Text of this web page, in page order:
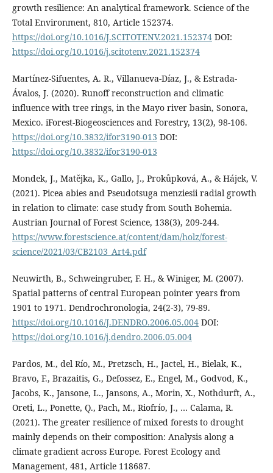
growth resilience: An analytical framework. Science of the
Total Environment, 810, Article 152374.
https://doi.org/10.1016/J.SCITOTENV.2021.152374DOI:
https://doi.org/10.1016/j.scitotenv.2021.152374
Martínez-Sifuentes, A. R., Villanueva-Díaz, J., & Estrada-
Ávalos, J. (2020). Runoff reconstruction and climatic
influence with tree rings, in the Mayo river basin, Sonora,
Mexico. iForest-Biogeosciences and Forestry, 13(2), 98-106.
https://doi.org/10.3832/ifor3190-013 DOI:
https://doi.org/10.3832/ifor3190-013
Mondek, J., Matějka, K., Gallo, J., Prokůpková, A., & Hájek, V.
(2021). Picea abies and Pseudotsuga menziesii radial growth
in relation to climate: case study from South Bohemia.
Austrian Journal of Forest Science, 138(3), 209-244.
https://www.forestscience.at/content/dam/holz/forest-
science/2021/03/CB2103_Art4.pdf
Neuwirth, B., Schweingruber, F. H., & Winiger, M. (2007).
Spatial patterns of central European pointer years from
1901 to 1971. Dendrochronologia, 24(2-3), 79-89.
https://doi.org/10.1016/J.DENDRO.2006.05.004DOI:
https://doi.org/10.1016/j.dendro.2006.05.004
Pardos, M., del Río, M., Pretzsch, H., Jactel, H., Bielak, K.,
Bravo, F., Brazaitis, G., Defossez, E., Engel, M., Godvod, K.,
Jacobs, K., Jansone, L., Jansons, A., Morin, X., Nothdurft, A.,
Oreti, L., Ponette, Q., Pach, M., Riofrío, J., … Calama, R.
(2021). The greater resilience of mixed forests to drought
mainly depends on their composition: Analysis along a
climate gradient across Europe. Forest Ecology and
Management, 481, Article 118687.